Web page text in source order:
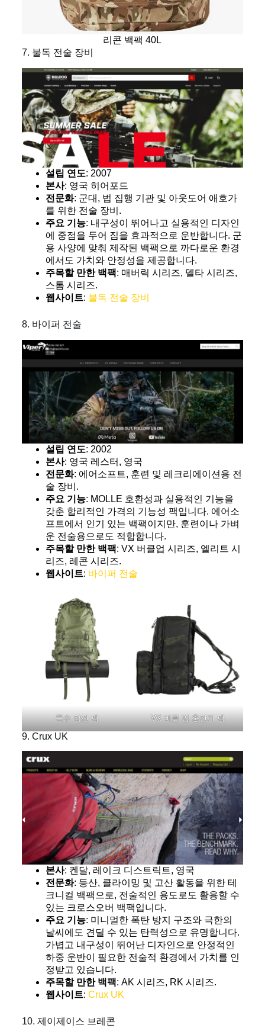
리콘 백팩 40L
7. 불독 전술 장비
설립 연도: 2007
본사: 영국 히어포드
전문화: 군대, 법 집행 기관 및 아웃도어 애호가
를 위한 전술 장비.
주요 기능: 내구성이 뛰어나고 실용적인 디자인
에 중점을 두어 짐을 효과적으로 운반합니다. 군
용 사양에 맞춰 제작된 백팩으로 까다로운 환경
에서도 가치와 안정성을 제공합니다.
주목할 만한 백팩: 매버릭 시리즈, 델타 시리즈,
스톰 시리즈.
웹사이트: 불독 전술 장비
8. 바이퍼 전술
설립 연도: 2002
본사: 영국 레스터, 영국
전문화: 에어소프트, 훈련 및 레크리에이션용 전
술 장비.
주요 기능: MOLLE 호환성과 실용적인 기능을
갖춘 합리적인 가격의 기능성 팩입니다. 에어소
프트에서 인기 있는 백팩이지만, 훈련이나 가벼
운 전술용으로도 적합합니다.
주목할 만한 백팩: VX 버클업 시리즈, 엘리트 시
리즈, 레콘 시리즈.
웹사이트: 바이퍼 전술
특수 작전 팩 VX 버클 업 충전기 팩
9. Crux UK
본사: 켄달, 레이크 디스트릭트, 영국
전문화: 등산, 클라이밍 및 고산 활동을 위한 테
크니컬 백팩으로, 전술적인 용도로도 활용할 수
있는 크로스오버 백팩입니다.
주요 기능: 미니멀한 폭탄 방지 구조와 극한의
날씨에도 견딜 수 있는 탄력성으로 유명합니다.
가볍고 내구성이 뛰어난 디자인으로 안정적인
하중 운반이 필요한 전술적 환경에서 가치를 인
정받고 있습니다.
주목할 만한 백팩: AK 시리즈, RK 시리즈.
웹사이트: Crux UK
10. 제이제이스 브레콘